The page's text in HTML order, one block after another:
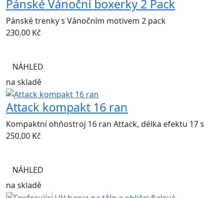
Pánské Vánoční boxerky 2 Pack
Pánské trenky s Vánočním motivem 2 pack
230.00 Kč
NÁHLED
na skladě
Attack kompakt 16 ran
Kompaktní ohňostroj 16 ran Attack, délka efektu 17 s
250.00 Kč
NÁHLED
na skladě